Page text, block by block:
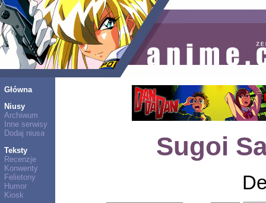
Główna
Niusy
Archiwum
Inne serwisy
Dodaj niusa
Teksty
Recenzje
Konwenty
Felietony
Humor
Kiosk
Sugoi